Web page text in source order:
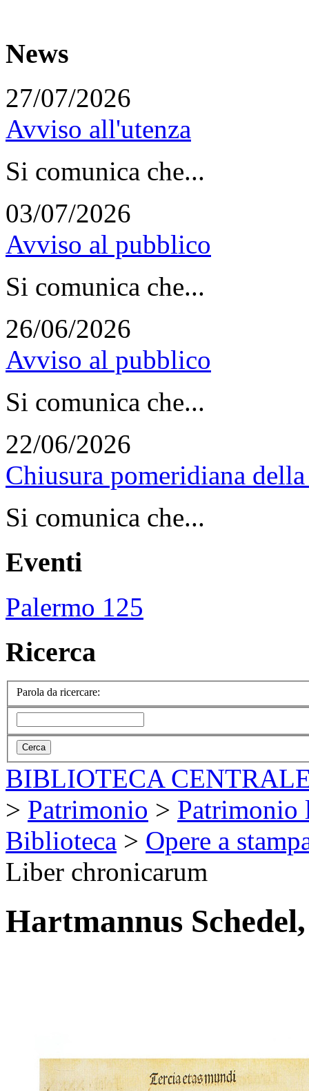
News
27/07/2026
Avviso all'utenza
Si comunica che...
03/07/2026
Avviso al pubblico
Si comunica che...
26/06/2026
Avviso al pubblico
Si comunica che...
22/06/2026
Chiusura pomeridiana
Si comunica che...
Eventi
Palermo 125
Ricerca
Parola da ricercare:
BIBLIOTECA
> Patrimonio > Patrimonio
Biblioteca > Opere a
Liber chronicarum
Hartmannus